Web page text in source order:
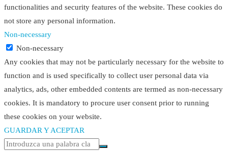
functionalities and security features of the website. These cookies do
not store any personal information.
Non-necessary
Non-necessary
Any cookies that may not be particularly necessary for the website to
function and is used specifically to collect user personal data via
analytics, ads, other embedded contents are termed as non-necessary
cookies. It is mandatory to procure user consent prior to running
these cookies on your website.
GUARDAR Y ACEPTAR